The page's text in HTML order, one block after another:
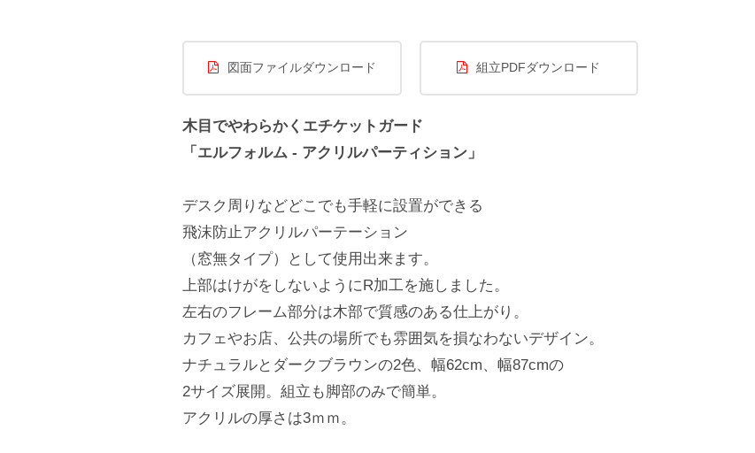
図面ファイルダウンロード 組立PDFダウンロード
木目でやわらかくエチケットガード
「エルフォルム - アクリルパーティション」
デスク周りなどどこでも手軽に設置ができる
飛沫防止アクリルパーテーション
（窓無タイプ）として使用出来ます。
上部はけがをしないようにR加工を施しました。
左右のフレーム部分は木部で質感のある仕上がり。
カフェやお店、公共の場所でも雰囲気を損なわないデザイン。
ナチュラルとダークブラウンの2色、幅62cm、幅87cmの
2サイズ展開。組立も脚部のみで簡単。
アクリルの厚さは3ｍｍ。